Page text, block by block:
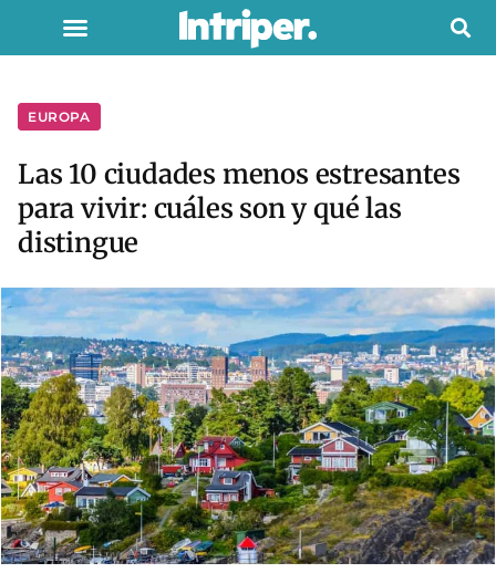
EUROPA
Las 10 ciudades menos estresantes
para vivir: cuáles son y qué las
distingue